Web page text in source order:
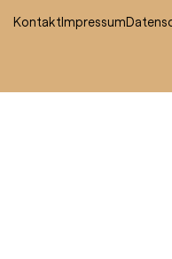
KontaktImpressum